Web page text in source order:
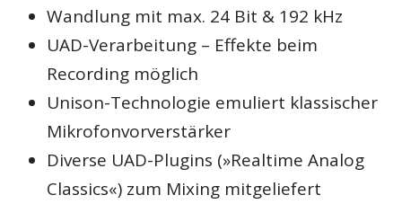
Wandlung mit max. 24 Bit & 192 kHz
UAD-Verarbeitung – Effekte beim
Recording möglich
Unison-Technologie emuliert klassischer
Mikrofonvorverstärker
Diverse UAD-Plugins (»Realtime Analog
Classics«) zum Mixing mitgeliefert